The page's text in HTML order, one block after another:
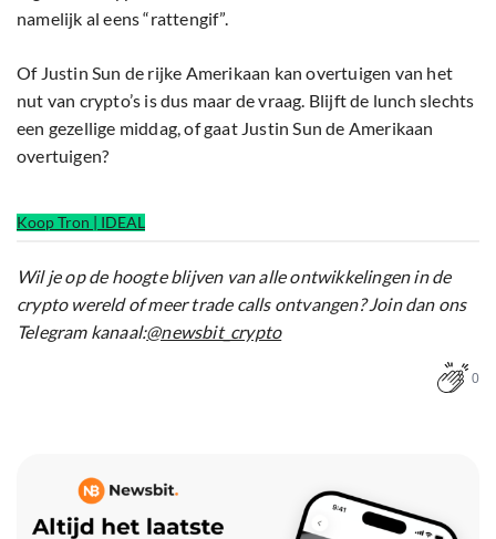
namelijk al eens “rattengif”.
Of Justin Sun de rijke Amerikaan kan overtuigen van het
nut van crypto’s is dus maar de vraag. Blijft de lunch slechts
een gezellige middag, of gaat Justin Sun de Amerikaan
overtuigen?
Koop Tron | IDEAL
Wil je op de hoogte blijven van alle ontwikkelingen in de
crypto wereld of meer trade calls ontvangen? Join dan ons
Telegram kanaal:@newsbit_crypto
0